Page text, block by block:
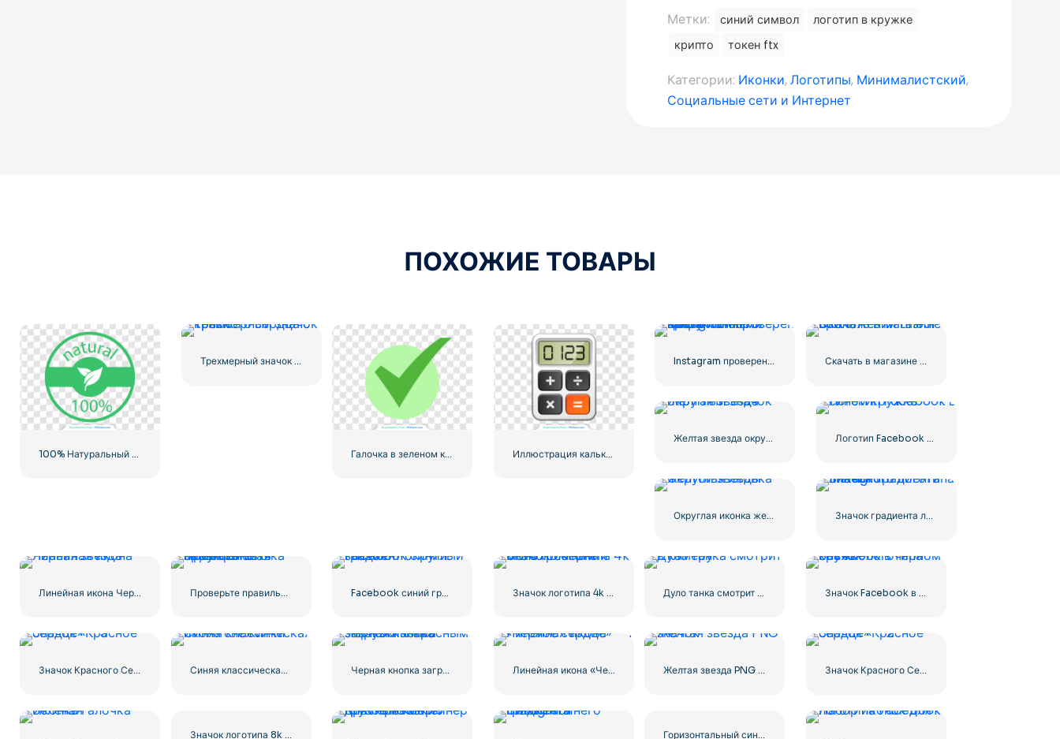
Метки:
синий символ
логотип в кружке
крипто
токен ftx
Категории: Иконки,Логотипы, Минималистский,
Социальные сети и Интернет
ПОХОЖИЕ ТОВАРЫ
Трехмерный значок красного сердца с тенью
Иллюстрация калькулятора с цифрами 0-1-2-3
Instagram проверен галочкой с закругленными краями синего цвета Скачать в магазине приложений Linear Button
Желтая звезда округлый значок Логотип Facebook в синем кружке
Округлая иконка желтой звезды Значок градиента линейного логотипа Instagram
Линейная икона Черная звезда Проверьте правильность округленного зеленого значка Facebook синий градиент округлый значок Значок логотипа 4k Ultra HD черный монохромный Дуло танка смотрит в камеру Значок Facebook в черном кружке
Значок Красного Сердца – 3 Синяя классическая икона снежинки Черная кнопка загрузки с красным значком знака Линейная икона «Черное сердце» — 1 Желтая звезда PNG значок Значок Красного Сердца – 2
Значок логотипа 8k Ultra HD черный монохромный
Горизонтальный синий логотип Facebook